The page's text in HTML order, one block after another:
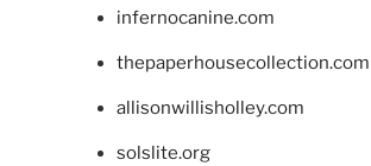
infernocanine.com
thepaperhousecollection.com
allisonwillisholley.com
solslite.org